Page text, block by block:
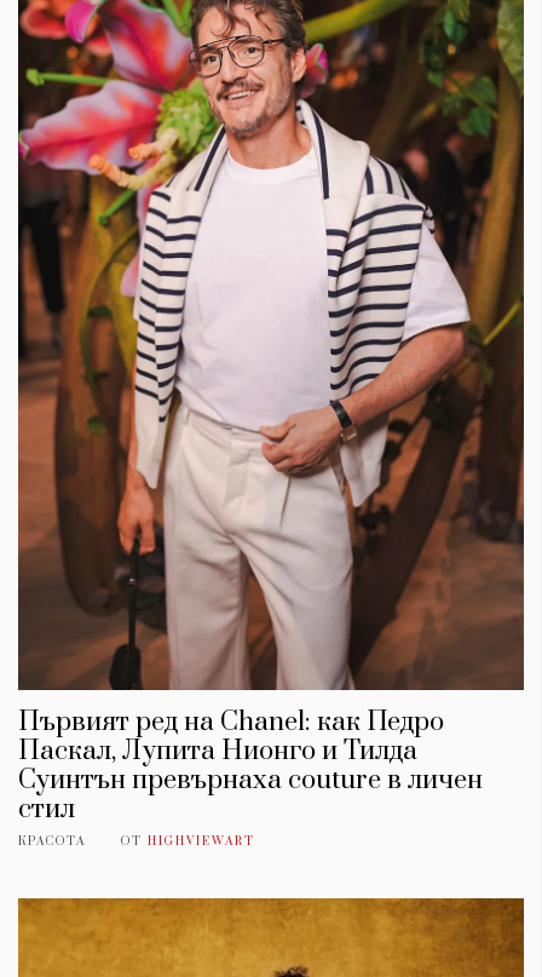
Първият ред на Chanel: как Педро
Паскал, Лупита Нионго и Тилда
Суинтън превърнаха couture в личен
стил
КРАСОТА ОТ HIGHVIEWART